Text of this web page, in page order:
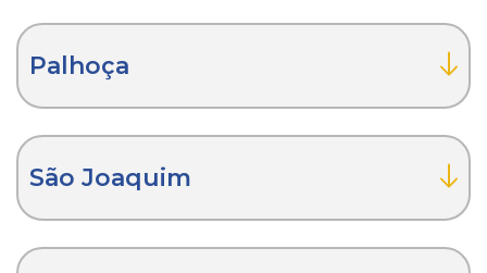
Palhoça
São Joaquim